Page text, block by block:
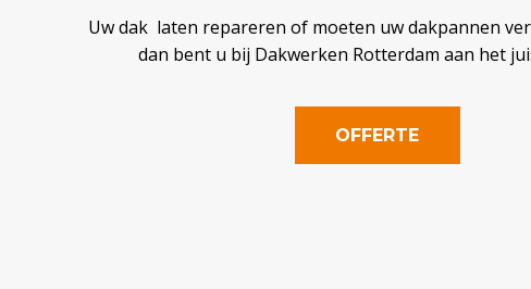
Uw dak laten repareren of moeten uw dakpannen
dan bent u bij Dakwerken Rotterdam aan het
OFFERTE